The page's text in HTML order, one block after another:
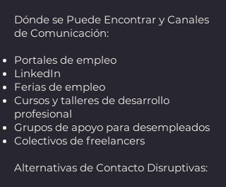
Dónde se Puede Encontrar y Canales
de Comunicación:
Portales de empleo
LinkedIn
Ferias de empleo
Cursos y talleres de desarrollo
profesional
Grupos de apoyo para desempleados
Colectivos de freelancers
Alternativas de Contacto Disruptivas: